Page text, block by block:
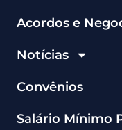
Acordos e
Notícias
Convênios
Salário Mínimo